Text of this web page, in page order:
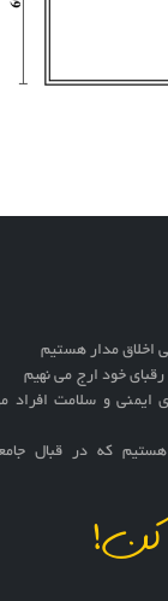
اخلاق مدار هستیم
خود ارج می نهیم
ایمنی و سلامت افراد
که در قبال
کن!